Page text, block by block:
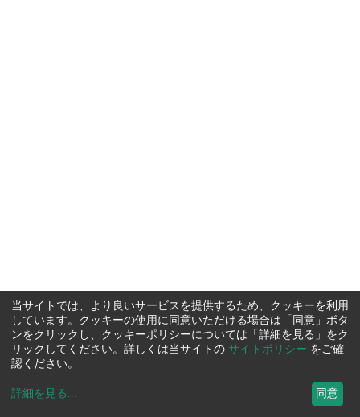
当サイトでは、より良いサービスを提供するため、クッキーを利用
しています。クッキーの使用に同意いただける場合は「同意」ボタ
ンをクリックし、クッキーポリシーについては「詳細を見る」をク
リックしてください。詳しくは当サイトの サイトポリシー をご確
認ください。
詳細を見る ... 同意